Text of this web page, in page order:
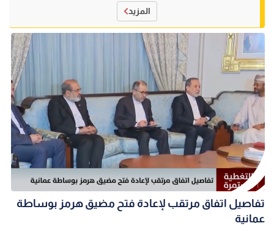
المزيد
تفاصيل اتفاق مرتقب لإعادة فتح مضيق هرمز بوساطة
عمانية